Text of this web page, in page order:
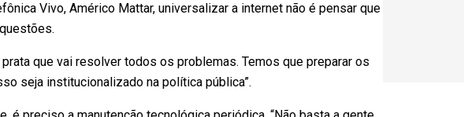
Vivo, Américo Mattar, universalizar a internet não é pensar que
que vai resolver todos os problemas. Temos que preparar os
seja institucionalizado na política pública”.